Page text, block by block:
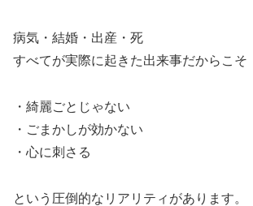
病気・結婚・出産・死
すべてが実際に起きた出来事だからこそ
・綺麗ごとじゃない
・ごまかしが効かない
・心に刺さる
という圧倒的なリアリティがあります。